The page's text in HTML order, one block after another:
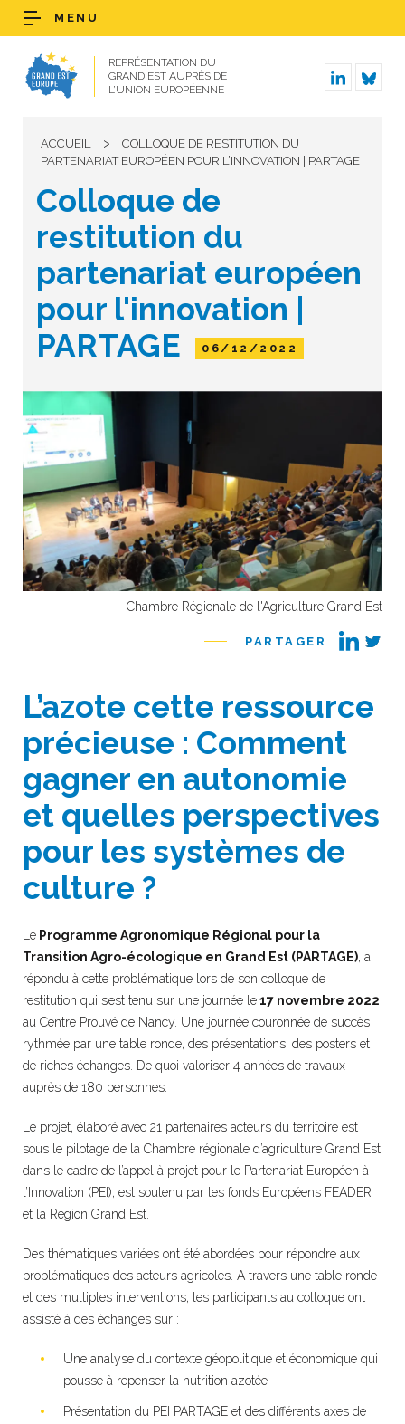
REPRÉSENTATION DU
GRAND EST AUPRÈS DE
L’UNION EUROPÉENNE
MENU
ACCUEIL >
COLLOQUE DE RESTITUTION DU
PARTENARIAT EUROPÉEN POUR L’INNOVATION | PARTAGE
Colloque de
restitution du
partenariat européen
pour l'innovation |
PARTAGE
06/12/2022
Chambre Régionale de l'Agriculture Grand Est
PARTAGER
L’azote cette ressource
précieuse : Comment
gagner en autonomie
et quelles perspectives
pour les systèmes de
culture ?
Le Programme Agronomique Régional pour la
Transition Agro-écologique en Grand Est (PARTAGE), a
répondu à cette problématique lors de son colloque de
restitution qui s’est tenu sur une journée le17 novembre 2022
au Centre Prouvé de Nancy. Une journée couronnée de succès
rythmée par une table ronde, des présentations, des posters et
de riches échanges. De quoi valoriser 4 années de travaux
auprès de 180 personnes.
Le projet, élaboré avec 21 partenaires acteurs du territoire est
sous le pilotage de la Chambre régionale d’agriculture Grand Est
dans le cadre de l’appel à projet pour le Partenariat Européen à
l’Innovation (PEI), est soutenu par les fonds Européens FEADER
et la Région Grand Est.
Des thématiques variées ont été abordées pour répondre aux
problématiques des acteurs agricoles. A travers une table ronde
et des multiples interventions, les participants au colloque ont
assisté à des échanges sur :
Une analyse du contexte géopolitique et économique qui
pousse à repenser la nutrition azotée
Présentation du PEI PARTAGE et des différents axes de